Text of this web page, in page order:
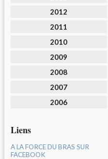
2012
2011
2010
2009
2008
2007
2006
Liens
A LA FORCE DU BRAS SUR
FACEBOOK